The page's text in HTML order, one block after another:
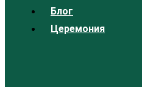
Блог
Церемония